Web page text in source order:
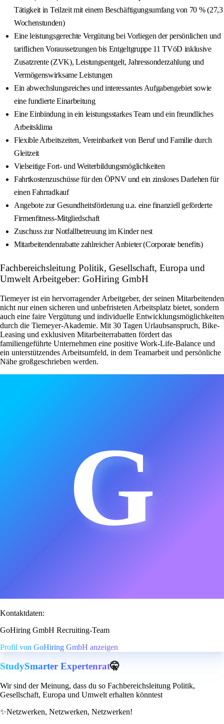
Tätigkeit in Teilzeit mit einem Beschäftigungsumfang von 70 % (27,3
Wochenstunden)
Eine leistungsgerechte Vergütung bei Vorliegen der persönlichen und
tariflichen Voraussetzungen bis Entgeltgruppe 11 TVöD inklusive
Zusatzrente (ZVK), Leistungsentgelt, Jahressonderzahlung und
Vermögenswirksame Leistungen
Ein abwechslungsreiches und interessantes Aufgabengebiet sowie
eine fundierte Einarbeitung
Eine Einbindung in ein leistungsstarkes Team und ein freundliches
Arbeitsklima
Flexible Arbeitszeiten, Vereinbarkeit von Beruf und Familie durch
Gleitzeit
Vielseitige Fort- und Weiterbildungsmöglichkeiten
Fahrtkostenzuschüsse für den ÖPNV und ein zinsloses Darlehen für
einen Fahrradkauf
Angebote zur Gesundheitsförderung u.a. eine finanziell geförderte
Firmenfitness-Mitgliedschaft
Zuschuss zur Notfallbetreuung im Kinder nest
Mitarbeitendenrabatte zahlreicher Anbieter (Corporate benefits)
Fachbereichsleitung Politik, Gesellschaft, Europa und
Umwelt Arbeitgeber: GoHiring GmbH
Tiemeyer ist ein hervorragender Arbeitgeber, der seinen Mitarbeitenden
nicht nur einen sicheren und unbefristeten Arbeitsplatz bietet, sondern
auch eine faire Vergütung und individuelle Entwicklungsmöglichkeiten
durch die Tiemeyer-Akademie. Mit 30 Tagen Urlaubsanspruch, Bike-
Leasing und exklusiven Mitarbeiterrabatten fördert das
familiengeführte Unternehmen eine positive Work-Life-Balance und
ein unterstützendes Arbeitsumfeld, in dem Teamarbeit und persönliche
Nähe großgeschrieben werden.
G
Kontaktdaten:
GoHiring GmbH Recruiting-Team
Profil von GoHiring GmbH anzeigen
StudySmarter Expertenrat🤫
Wir sind der Meinung, dass du so Fachbereichsleitung Politik,
Gesellschaft, Europa und Umwelt erhalten könntest
✨Netzwerken, Netzwerken, Netzwerken!